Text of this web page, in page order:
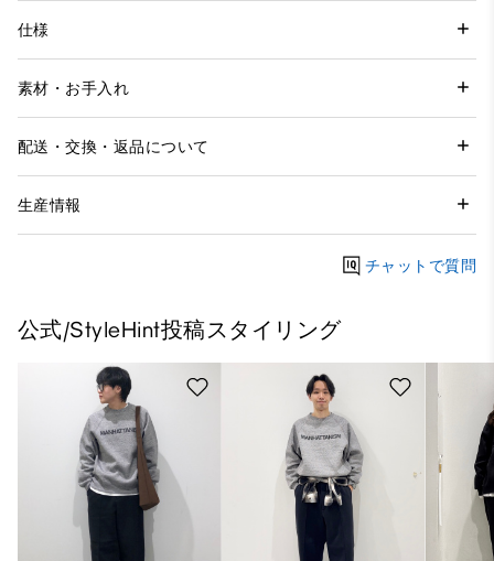
仕様
素材・お手入れ
配送・交換・返品について
生産情報
チャットで質問
公式/StyleHint投稿スタイリング